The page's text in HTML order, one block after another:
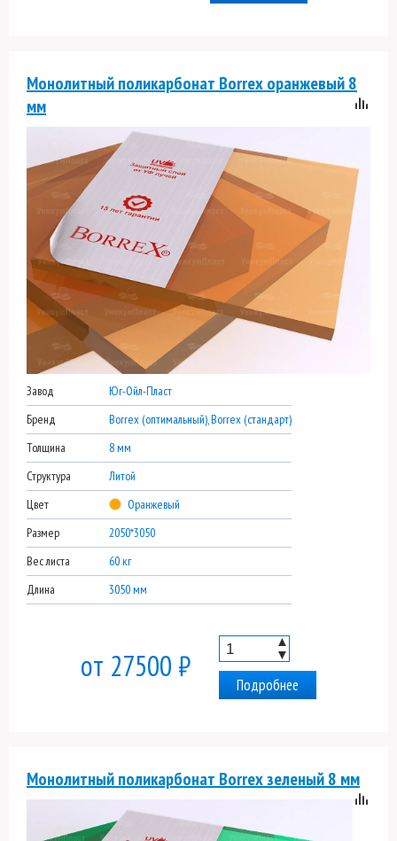
Монолитный поликарбонат Borrex оранжевый 8
мм
Завод
Юг-Ойл-Пласт
Бренд
Borrex (оптимальный), Borrex (стандарт)
Толщина
8 мм
Структура
Литой
Цвет
Оранжевый
Размер
2050*3050
Вес листа
60 кг
Длина
3050 мм
от 27500 ₽
▲
▼
Подробнее
Монолитный поликарбонат Borrex зеленый 8 мм